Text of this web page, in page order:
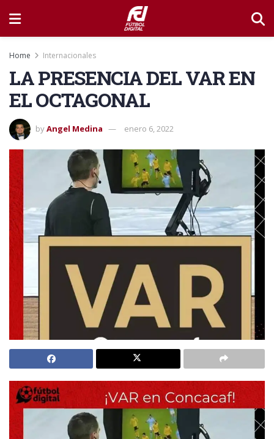
Home Internacionales
LA PRESENCIA DEL VAR EN
EL OCTAGONAL
byAngel Medina enero 6, 2022